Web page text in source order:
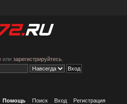
илизарегистрируйтесь
Помощь Поиск Вход Регистрация